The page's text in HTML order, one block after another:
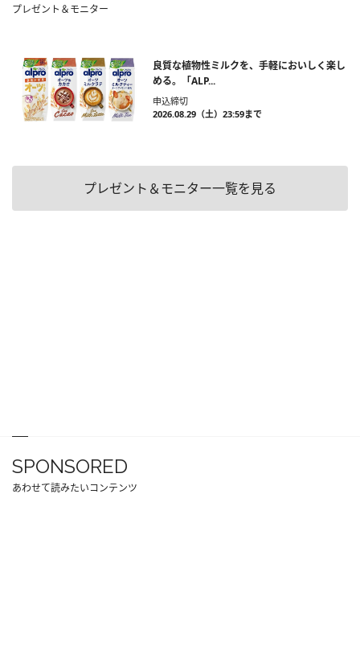
プレゼント＆モニター
良質な植物性ミルクを、手軽においしく楽し
める。「ALP...
申込締切
2026.08.29（土）23:59まで
プレゼント＆モニター一覧を見る
SPONSORED
あわせて読みたいコンテンツ